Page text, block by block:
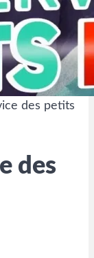
des petits
des